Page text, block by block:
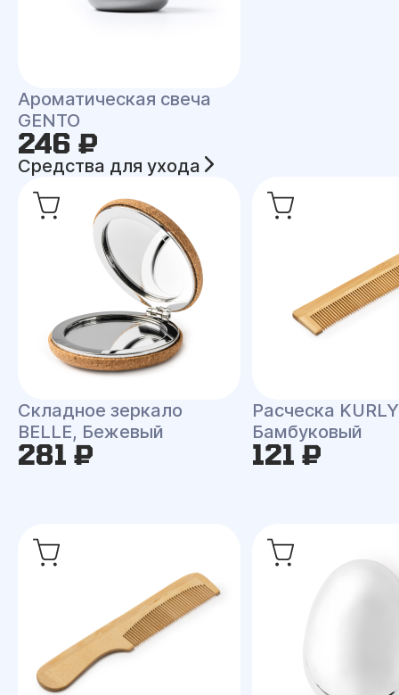
Ароматическая свеча
GENTO
246 ₽
Средства для ухода
Складное зеркало
BELLE, Бежевый
281 ₽
Расческа
Бамбуковый
121 ₽